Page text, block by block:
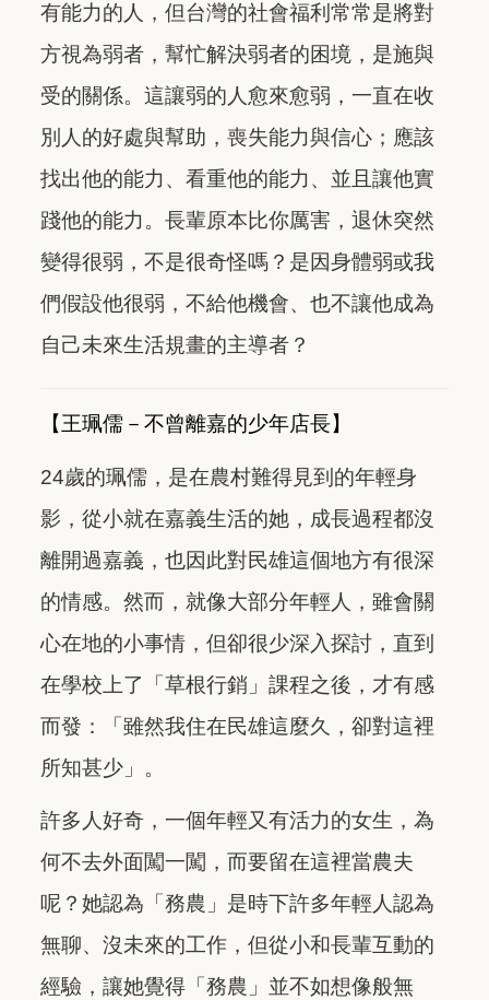
有能力的人，但台灣的社會福利常常是將對
方視為弱者，幫忙解決弱者的困境，是施與
受的關係。這讓弱的人愈來愈弱，一直在收
別人的好處與幫助，喪失能力與信心；應該
找出他的能力、看重他的能力、並且讓他實
踐他的能力。長輩原本比你厲害，退休突然
變得很弱，不是很奇怪嗎？是因身體弱或我
們假設他很弱，不給他機會、也不讓他成為
自己未來生活規畫的主導者？
【王珮儒－不曾離嘉的少年店長】
24歲的珮儒，是在農村難得見到的年輕身
影，從小就在嘉義生活的她，成長過程都沒
離開過嘉義，也因此對民雄這個地方有很深
的情感。然而，就像大部分年輕人，雖會關
心在地的小事情，但卻很少深入探討，直到
在學校上了「草根行銷」課程之後，才有感
而發：「雖然我住在民雄這麼久，卻對這裡
所知甚少」。
許多人好奇，一個年輕又有活力的女生，為
何不去外面闖一闖，而要留在這裡當農夫
呢？她認為「務農」是時下許多年輕人認為
無聊、沒未來的工作，但從小和長輩互動的
經驗，讓她覺得「務農」並不如想像般無